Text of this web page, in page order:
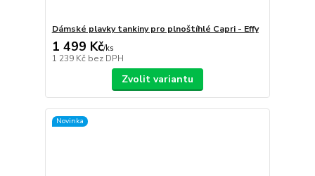
Dámské plavky tankiny pro plnoštíhlé Capri - Effy
1 499 Kč/ks
1 239 Kč bez DPH
Zvolit variantu
Novinka